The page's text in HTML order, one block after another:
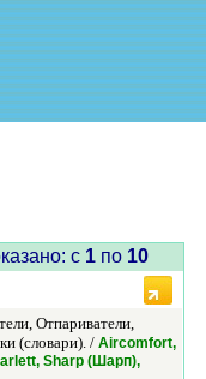
c 1по 10
Отпариватели,
(словари). / Aircomfort,
Sharp (Шарп),